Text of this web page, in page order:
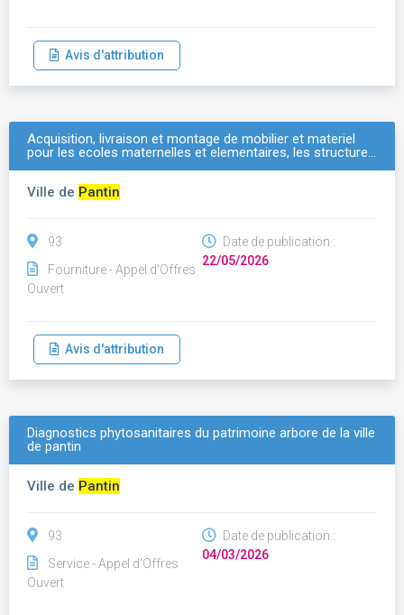
Avis d'attribution
Acquisition, livraison et montage de mobilier et materiel
pour les ecoles maternelles et elementaires, les structure…
Ville de Pantin
93
Fourniture - Appel d'Offres
Ouvert
Date de publication :
22/05/2026
Avis d'attribution
Diagnostics phytosanitaires du patrimoine arbore de la ville
de pantin
Ville de Pantin
93
Service - Appel d'Offres
Ouvert
Date de publication :
04/03/2026